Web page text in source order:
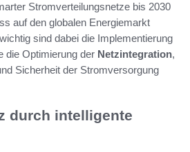
Stromverteilungsnetze bis 2030
auf den globalen Energiemarkt
sind dabei die Implementierung
die Optimierung der Netzintegration,
Sicherheit der Stromversorgung
durch intelligente